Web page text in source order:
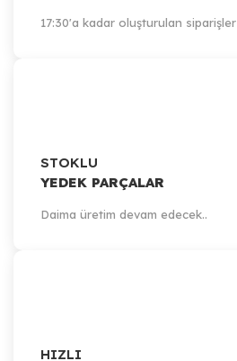
17:30'a kadar oluşturulan siparişler
STOKLU
YEDEK PARÇALAR
Daima üretim devam edecek..
HIZLI